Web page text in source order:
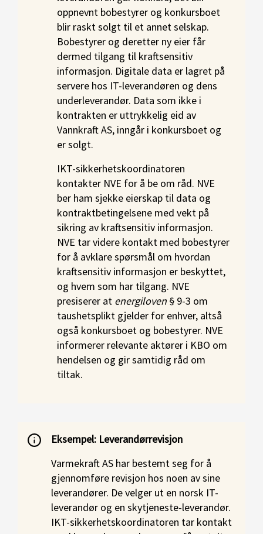
oppnevnt bobestyrer og konkursboet
blir raskt solgt til et annet selskap.
Bobestyrer og deretter ny eier får
dermed tilgang til kraftsensitiv
informasjon. Digitale data er lagret på
servere hos IT-leverandøren og dens
underleverandør. Data som ikke i
kontrakten er uttrykkelig eid av
Vannkraft AS, inngår i konkursboet og
er solgt.
IKT-sikkerhetskoordinatoren
kontakter NVE for å be om råd. NVE
ber ham sjekke eierskap til data og
kontraktbetingelsene med vekt på
sikring av kraftsensitiv informasjon.
NVE tar videre kontakt med bobestyrer
for å avklare spørsmål om hvordan
kraftsensitiv informasjon er beskyttet,
og hvem som har tilgang. NVE
presiserer at energiloven § 9-3 om
taushetsplikt gjelder for enhver, altså
også konkursboet og bobestyrer. NVE
informerer relevante aktører i KBO om
hendelsen og gir samtidig råd om
tiltak.
Eksempel: Leverandørrevisjon
Varmekraft AS har bestemt seg for å
gjennomføre revisjon hos noen av sine
leverandører. De velger ut en norsk IT-
leverandør og en skytjeneste-leverandør.
IKT-sikkerhetskoordinatoren tar kontakt